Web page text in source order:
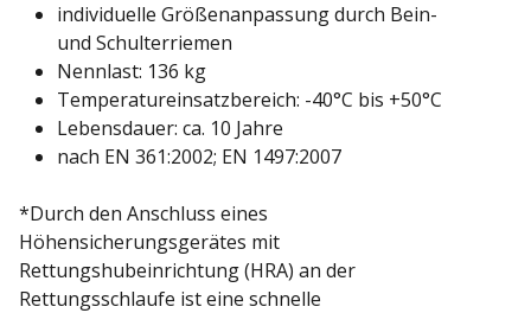
individuelle Größenanpassung durch Bein-
und Schulterriemen
Nennlast: 136 kg
Temperatureinsatzbereich: -40°C bis +50°C
Lebensdauer: ca. 10 Jahre
nach EN 361:2002; EN 1497:2007
*Durch den Anschluss eines
Höhensicherungsgerätes mit
Rettungshubeinrichtung (HRA) an der
Rettungsschlaufe ist eine schnelle